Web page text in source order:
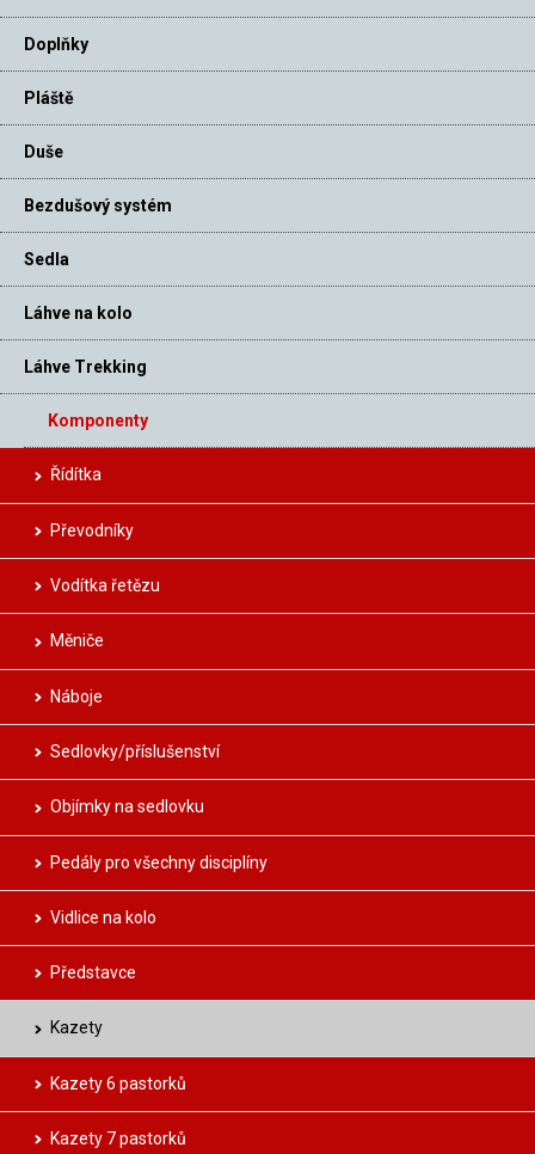
Doplňky
Pláště
Duše
Bezdušový systém
Sedla
Láhve na kolo
Láhve Trekking
Komponenty
Řídítka
Převodníky
Vodítka řetězu
Měniče
Náboje
Sedlovky/příslušenství
Objímky na sedlovku
Pedály pro všechny disciplíny
Vidlice na kolo
Představce
Kazety
Kazety 6 pastorků
Kazety 7 pastorků